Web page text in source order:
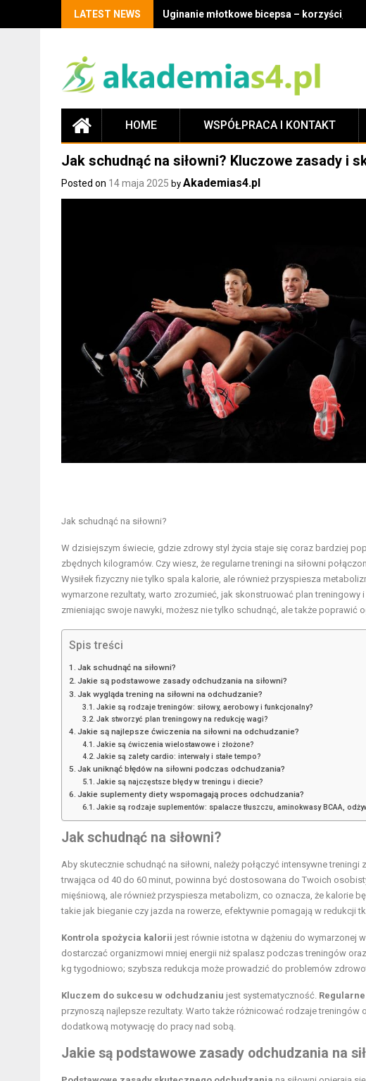
LATEST NEWS Uginanie młotkowe bicepsa – korzyści,
HOME WSPÓŁPRACA I KONTAKT
Jak schudnąć na siłowni? Kluczowe zasady i
Posted on 14 maja 2025 by Akademias4.pl
Jak schudnąć na siłowni?
W dzisiejszym świecie, gdzie zdrowy styl życia staje się coraz bardziej
zbędnych kilogramów. Czy wiesz, że regularne treningi na siłowni
Wysiłek fizyczny nie tylko spala kalorie, ale również przyspiesza
wymarzone rezultaty, warto zrozumieć, jak skonstruować plan
zmieniając swoje nawyki, możesz nie tylko schudnąć, ale także poprawić
Spis treści
Jak schudnąć na siłowni?
Jakie są podstawowe zasady odchudzania na siłowni?
Jak wygląda trening na siłowni na odchudzanie?
Jakie są rodzaje treningów: siłowy, aerobowy i funkcjonalny?
Jak stworzyć plan treningowy na redukcję wagi?
Jakie są najlepsze ćwiczenia na siłowni na odchudzanie?
Jakie są ćwiczenia wielostawowe i złożone?
Jakie są zalety cardio: interwały i stałe tempo?
Jak uniknąć błędów na siłowni podczas odchudzania?
Jakie są najczęstsze błędy w treningu i diecie?
Jakie suplementy diety wspomagają proces odchudzania?
Jakie są rodzaje suplementów: spalacze tłuszczu, aminokwasy BCAA,
Jak schudnąć na siłowni?
Aby skutecznie schudnąć na siłowni, należy połączyć intensywne
trwająca od 40 do 60 minut, powinna być dostosowana do Twoich
mięśniową, ale również przyspiesza metabolizm, co oznacza, że kalorie
takie jak bieganie czy jazda na rowerze, efektywnie pomagają w redukcji
Kontrola spożycia kalorii jest równie istotna w dążeniu do wymarzonej
dostarczać organizmowi mniej energii niż spalasz podczas treningów
kg tygodniowo; szybsza redukcja może prowadzić do problemów
Kluczem do sukcesu w odchudzaniu jest systematyczność.
przynoszą najlepsze rezultaty. Warto także różnicować rodzaje
dodatkową motywację do pracy nad sobą.
Jakie są podstawowe zasady odchudzania na